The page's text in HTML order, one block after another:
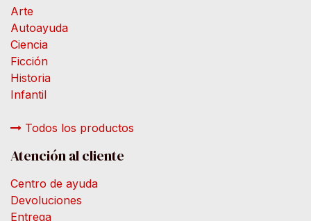
Arte
Autoayuda
Ciencia
Ficción
Historia
Infantil
Todos los productos
Atención al cliente
Centro de ayuda
Devoluciones
Entrega